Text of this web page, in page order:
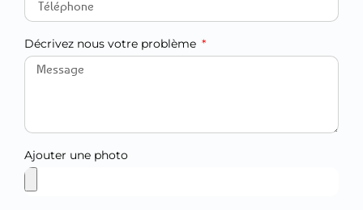
Décrivez nous votre problème
Ajouter une photo